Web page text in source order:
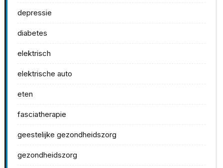
depressie
diabetes
elektrisch
elektrische auto
eten
fasciatherapie
geestelijke gezondheidszorg
gezondheidszorg